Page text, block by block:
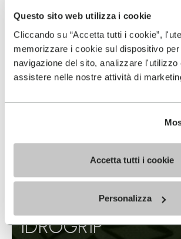
Questo sito web utilizza i cookie
Cliccando su “Accetta tutti i cookie”,
memorizzare i cookie sul dispositivo
navigazione del sito, analizzare l'utilizzo
assistere nelle nostre attività di
Accetta tutti i cookie
Personalizza
IDROGRIP